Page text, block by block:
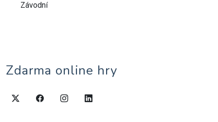
Závodní
Zdarma online hry